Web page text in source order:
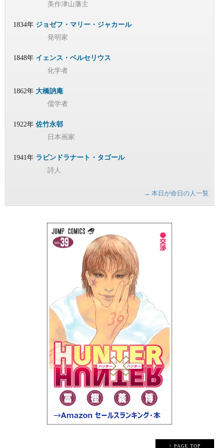
美作津山藩主
1834年 ジョゼフ・マリー・ジャカール
発明家
1848年 イェンス・ベルセリウス
化学者
1862年 大橋訥庵
儒学者
1922年 佐竹永邨
日本画家
1941年 ラビンドラナート・タゴール
詩人
→ 本日が命日の人一覧
↑ PAGE TOP